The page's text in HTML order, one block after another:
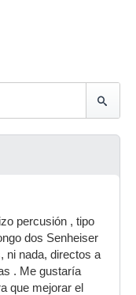
percusión , tipo
dos Senheiser
ni nada, directos a
. Me gustaría
que mejorar el